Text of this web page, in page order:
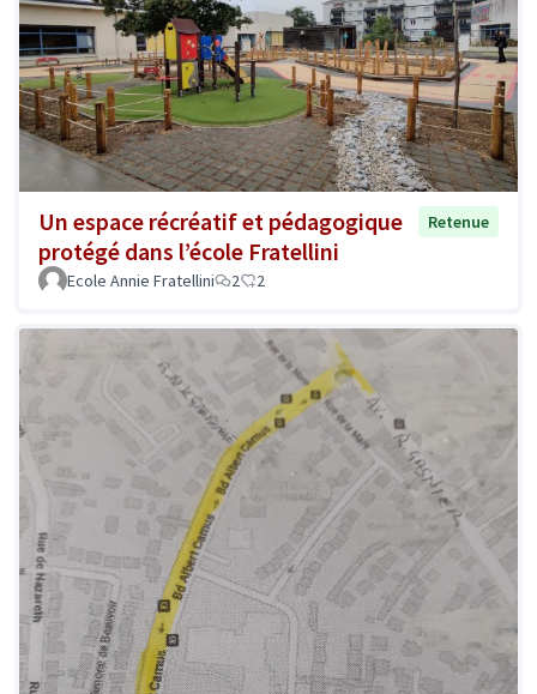
Un espace récréatif et pédagogique
protégé dans l’école Fratellini
Retenue
Ecole Annie Fratellini 2 2